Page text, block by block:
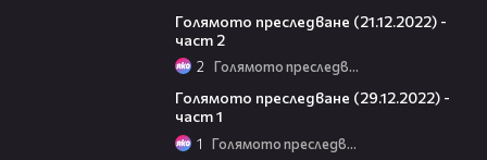
Голямото преследване (21.12.2022) -
част 2
2 Голямото преследване
Голямото преследване (29.12.2022) -
част 1
1 Голямото преследване